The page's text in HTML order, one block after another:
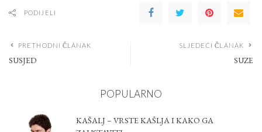
PODIJELI
PRETHODNI ČLANAK
SUSJED
SLJEDEĆI ČLANAK
SUZE
POPULARNO
KAŠALJ – VRSTE KAŠLJA I KAKO GA